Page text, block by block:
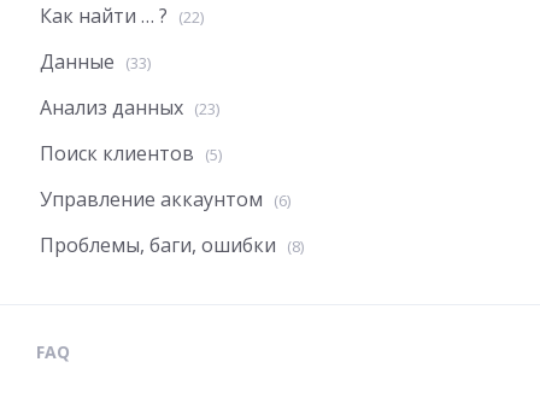
Как найти … ? (22)
Данные (33)
Анализ данных (23)
Поиск клиентов (5)
Управление аккаунтом (6)
Проблемы, баги, ошибки (8)
FAQ